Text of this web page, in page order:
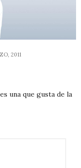
2011
una que gusta de la